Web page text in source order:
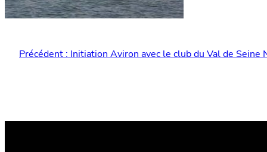
Précédent : Initiation Aviron avec le club du Val de Seine